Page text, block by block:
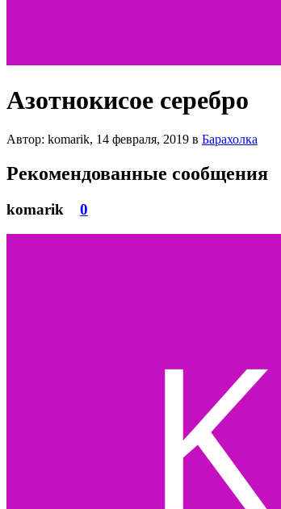
Азотнокисое серебро
Автор: komarik, 14 февраля, 2019 в Барахолка
Рекомендованные сообщения
komarik 0